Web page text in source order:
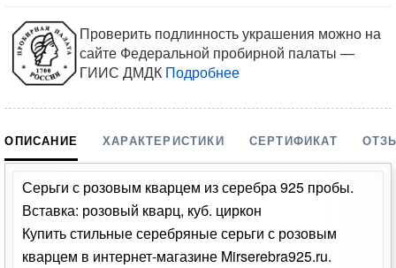
Проверить подлинность украшения можно на
сайте Федеральной пробирной палаты —
ГИИС ДМДК Подробнее
ОПИСАНИЕ ХАРАКТЕРИСТИКИ СЕРТИФИКАТ
Серьги с розовым кварцем из серебра 925 пробы.
Вставка: розовый кварц, куб. циркон
Купить стильные серебряные серьги с розовым
кварцем в интернет-магазине Mirserebra925.ru.